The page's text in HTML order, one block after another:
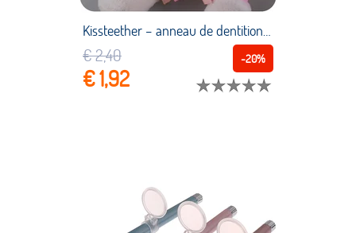
Kissteether – anneau de dentition en bois pour bébé, hochet, jouet à mâcher, Bracelet, perles en Silicone sans BPA, sucette molaire
-20%
€ 2,40
€ 1,92